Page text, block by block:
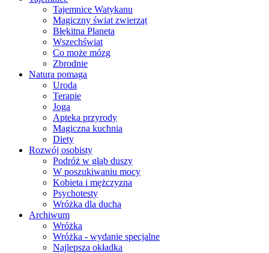
Tajemnice Watykanu
Magiczny świat zwierząt
Błękitna Planeta
Wszechświat
Co może mózg
Zbrodnie
Natura pomaga
Uroda
Terapie
Joga
Apteka przyrody
Magiczna kuchnia
Diety
Rozwój osobisty
Podróż w głąb duszy
W poszukiwaniu mocy
Kobieta i mężczyzna
Psychotesty
Wróżka dla ducha
Archiwum
Wróżka
Wróżka - wydanie specjalne
Najlepsza okładka